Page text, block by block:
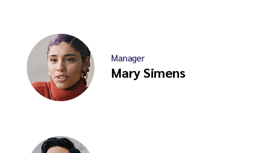
Manager
Mary Simens